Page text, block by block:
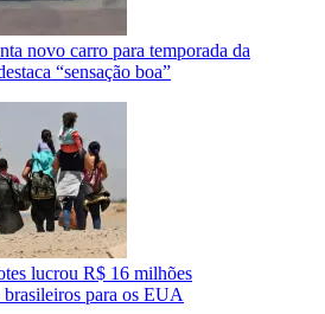
novo carro para temporada da
“sensação boa”
lucrou R$ 16 milhões
brasileiros para os EUA